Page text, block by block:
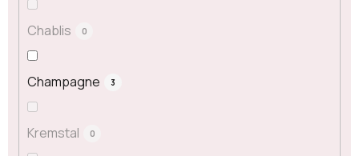
Chablis 0
Champagne 3
Kremstal 0